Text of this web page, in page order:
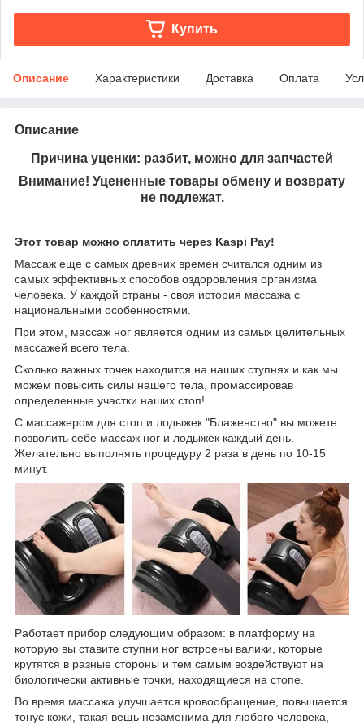
Купить
Описание Характеристики Доставка Оплата
Описание
Причина уценки: разбит, можно для запчастей
Внимание! Уцененные товары обмену и возврату
не подлежат.
Этот товар можно оплатить через Kaspi Pay!
Массаж еще с самых древних времен считался одним из
самых эффективных способов оздоровления организма
человека. У каждой страны - своя история массажа с
национальными особенностями.
При этом, массаж ног является одним из самых целительных
массажей всего тела.
Сколько важных точек находится на наших ступнях и как мы
можем повысить силы нашего тела, промассировав
определенные участки наших стоп!
С массажером для стоп и лодыжек "Блаженство" вы можете
позволить себе массаж ног и лодыжек каждый день.
Желательно выполнять процедуру 2 раза в день по 10-15
минут.
Работает прибор следующим образом: в платформу на
которую вы ставите ступни ног встроены валики, которые
крутятся в разные стороны и тем самым воздействуют на
биологически активные точки, находящиеся на стопе.
Во время массажа улучшается кровообращение, повышается
тонус кожи, такая вещь незаменима для любого человека,